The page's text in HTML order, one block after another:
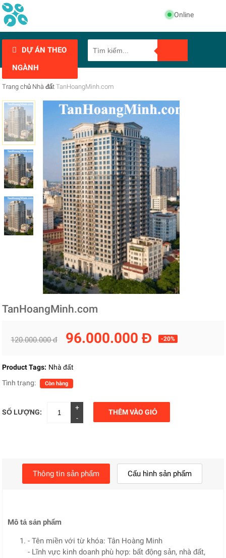
Online
DỰ ÁN THEO
NGÀNH
Trang chủ Nhà đất TanHoangMinh.com
TanHoangMinh.com
120.000.000 đ 96.000.000 Đ -20%
Product Tags: Nhà đất
Tình trạng:
Còn hàng
SỐ LƯỢNG:
+
-
THÊM VÀO GIỎ
Thông tin sản phẩm Cấu hình sản phẩm
Mô tả sản phẩm
- Tên miền với từ khóa: Tân Hoàng Minh
- Lĩnh vực kinh doanh phù hợp: bất động sản, nhà đất,